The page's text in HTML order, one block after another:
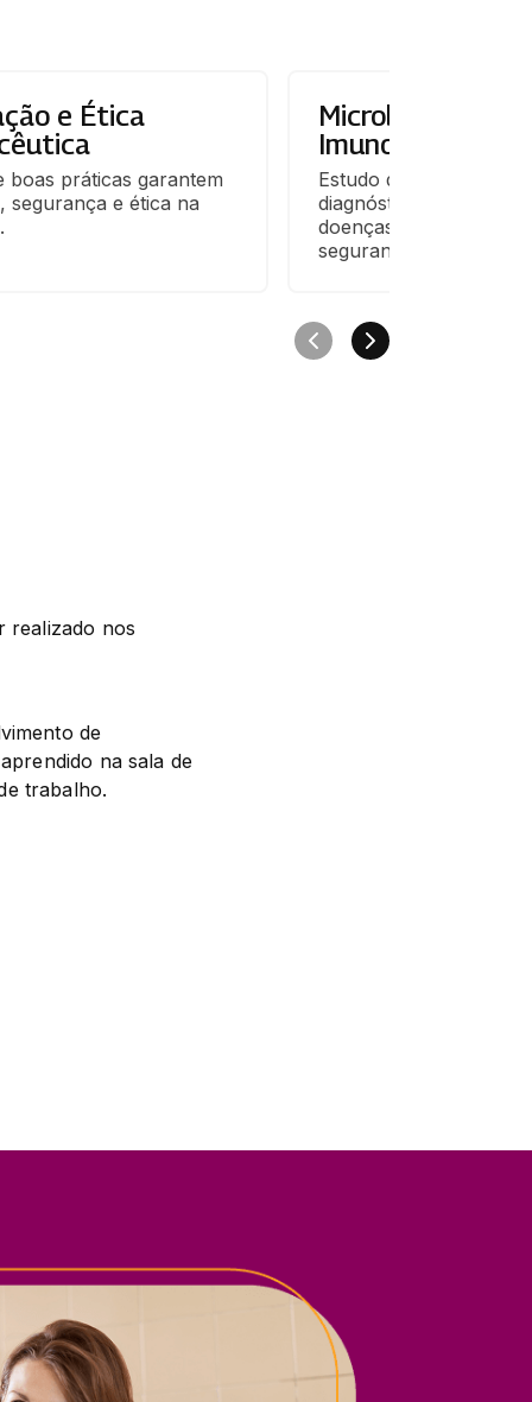
e Ética
boas práticas garantem
segurança e ética na
Microbiologia e
Imunologia
Estudo de
diagnóstico e
doenças, garantindo a
segurança.
realizado nos
de
na sala de
trabalho.